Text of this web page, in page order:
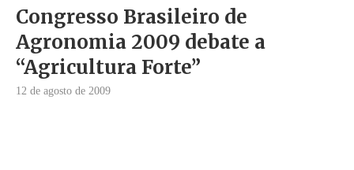
Congresso Brasileiro de
Agronomia 2009 debate a
“Agricultura Forte”
12 de agosto de 2009